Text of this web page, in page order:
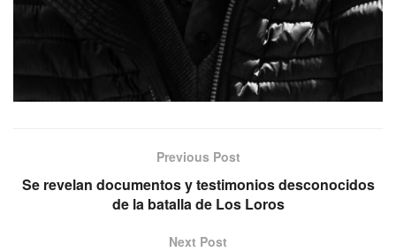
Previous Post
Se revelan documentos y testimonios desconocidos
de la batalla de Los Loros
Next Post